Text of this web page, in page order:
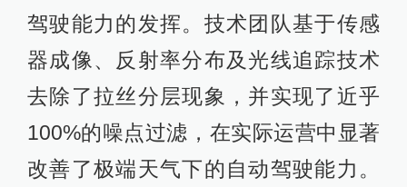
驾驶能力的发挥。技术团队基于传感
器成像、反射率分布及光线追踪技术
去除了拉丝分层现象，并实现了近乎
100%的噪点过滤，在实际运营中显著
改善了极端天气下的自动驾驶能力。